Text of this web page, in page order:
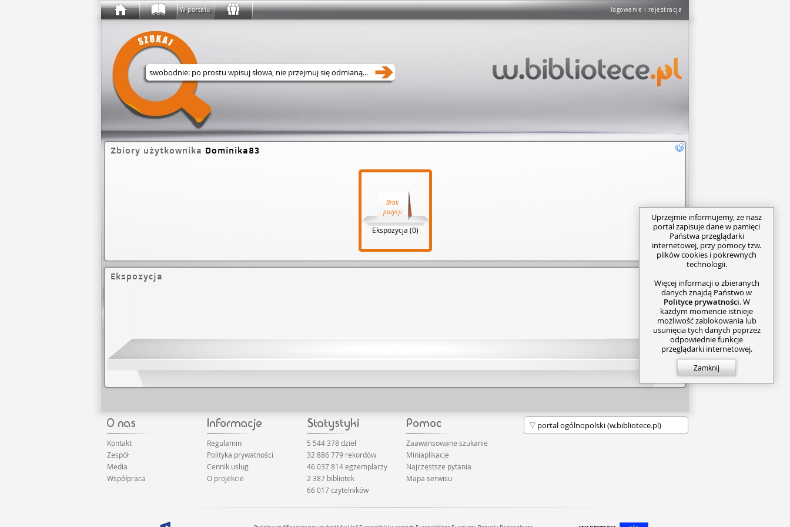
logowanie i rejestracja
W portalu
Wyszukaj w serwisie
Zbiory użytkownika Dominika83
Brak
pozycji
Ekspozycja (0)
Ekspozycja
Kontakt
Zespół
Media
Współpraca
Regulamin
Polityka prywatności
Cennik usług
O projekcie
5 544 378 dzieł
32 886 779 rekordów
46 037 814 egzemplarzy
2 387 bibliotek
66 017 czytelników
Zaawansowane szukanie
Miniaplikacje
Najczęstsze pytania
Mapa serwisu
Uprzejmie informujemy, że nasz
portal zapisuje dane w pamięci
Państwa przeglądarki
internetowej, przy pomocy tzw.
plików cookies i pokrewnych
technologii.
Więcej informacji o zbieranych
danych znajdą Państwo w
Polityce prywatności. W
każdym momencie istnieje
możliwość zablokowania lub
usunięcia tych danych poprzez
odpowiednie funkcje
przeglądarki internetowej.
Zamknij